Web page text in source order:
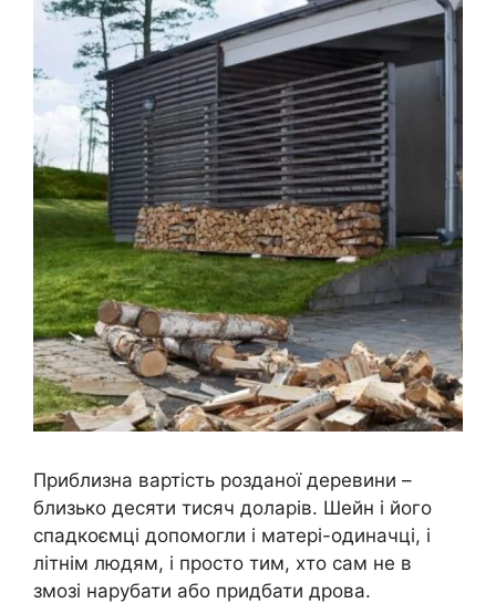
Приблизна вартість розданої деревини –
близько десяти тисяч доларів. Шейн і його
спадкоємці допомогли і матері-одиначці, і
літнім людям, і просто тим, хто сам не в
змозі нарубати або придбати дрова.